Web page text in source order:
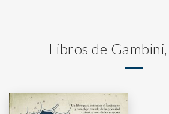
Libros de